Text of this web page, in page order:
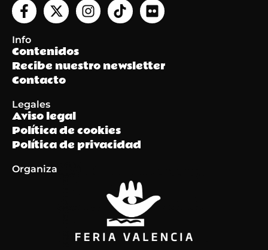
Info
Contenidos
Recibe nuestro newsletter
Contacto
Legales
Aviso legal
Política de cookies
Política de privacidad
Organiza